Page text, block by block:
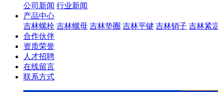
公司新闻 行业新闻
产品中心
吉林螺栓 吉林螺母 吉林垫圈 吉林平键 吉林销子 吉林紧
合作伙伴
资质荣誉
人才招聘
在线留言
联系方式